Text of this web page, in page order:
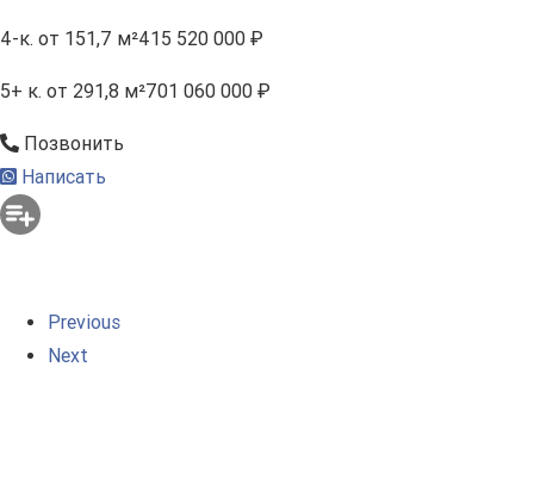
4-к. от 151,7 м²415 520 000 ₽
5+ к. от 291,8 м²701 060 000 ₽
Позвонить
Написать
Previous
Next